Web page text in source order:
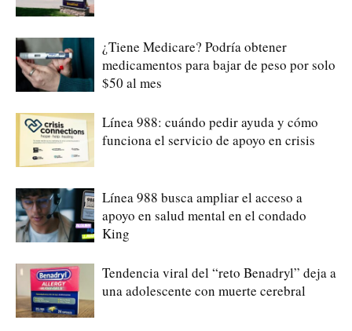
¿Tiene Medicare? Podría obtener
medicamentos para bajar de peso por solo
$50 al mes
Línea 988: cuándo pedir ayuda y cómo
funciona el servicio de apoyo en crisis
Línea 988 busca ampliar el acceso a
apoyo en salud mental en el condado
King
Tendencia viral del “reto Benadryl” deja a
una adolescente con muerte cerebral